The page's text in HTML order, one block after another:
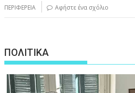
ΠΕΡΙΦΕΡΕΙΑ Αφήστε ένα σχόλιο
ΠΟΛΙΤΙΚΑ